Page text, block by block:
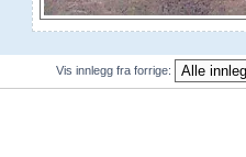
Vis innlegg fra forrige: